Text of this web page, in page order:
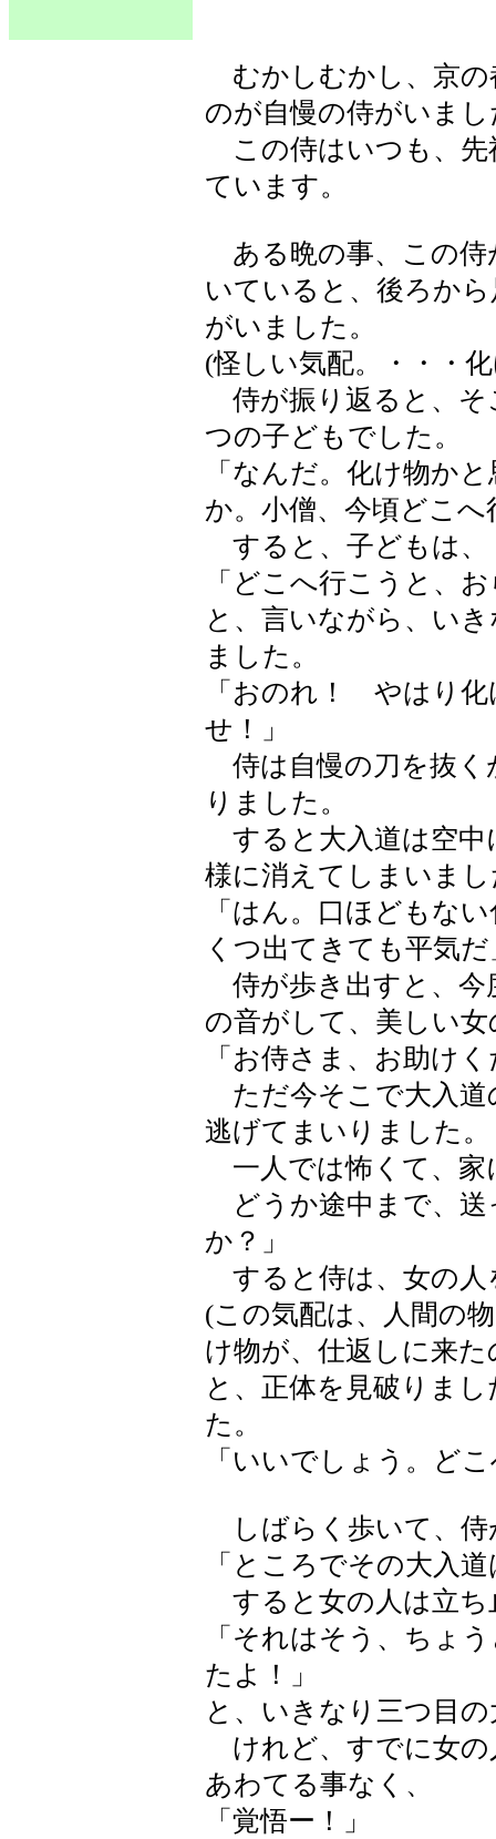
むかしむかし、京の
のが自慢の侍がいまし
この侍はいつも、先
ています。
ある晩の事、この侍
いていると、後ろか
がいました。
(怪しい気配。・・・
侍が振り返ると、そ
つの子どもでした。
「なんだ。化け物か
か。小僧、今頃どこへ
すると、子どもは、
「どこへ行こうと、
と、言いながら、い
ました。
「おのれ！ やはり
せ！」
侍は自慢の刀を抜く
りました。
すると大入道は空中
様に消えてしまいま
「はん。口ほどもな
くつ出てきても平気だ
侍が歩き出すと、今
の音がして、美しい
「お侍さま、お助け
ただ今そこで大入道
逃げてまいりました。
一人では怖くて、家
どうか途中まで、送
か？」
すると侍は、女の人
(この気配は、人間の
け物が、仕返しに来た
と、正体を見破りま
た。
「いいでしょう。ど
しばらく歩いて、侍
「ところでその大入
すると女の人は立ち
「それはそう、ちょ
たよ！」
と、いきなり三つ目
けれど、すでに女の
あわてる事なく、
「覚悟ー！」